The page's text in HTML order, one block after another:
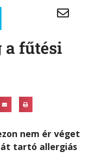
a fűtési
nem ér véget
át tartó allergiás